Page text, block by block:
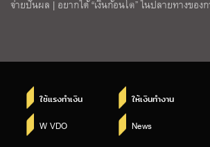
จ่ายปันผล | อยากได้ “เงินก้อนโต” ในปลายทางของ
ใช้แรงทำเงิน ให้เงินทำงาน
W VDO News